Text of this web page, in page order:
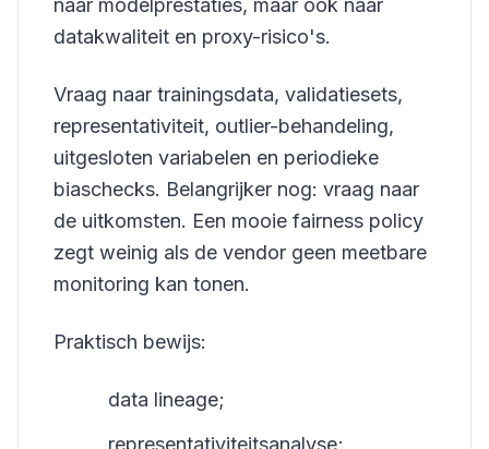
naar modelprestaties, maar ook naar
datakwaliteit en proxy-risico's.
Vraag naar trainingsdata, validatiesets,
representativiteit, outlier-behandeling,
uitgesloten variabelen en periodieke
biaschecks. Belangrijker nog: vraag naar
de uitkomsten. Een mooie fairness policy
zegt weinig als de vendor geen meetbare
monitoring kan tonen.
Praktisch bewijs:
data lineage;
representativiteitsanalyse;